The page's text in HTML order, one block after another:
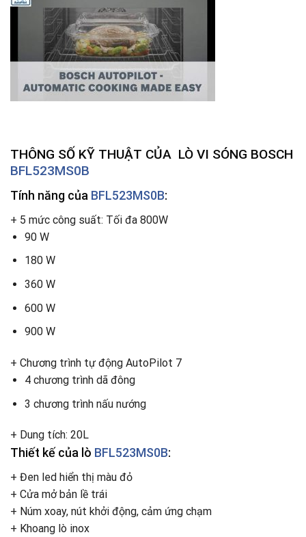
THÔNG SỐ KỸ THUẬT CỦA LÒ VI SÓNG BOSCH
BFL523MS0B
Tính năng của BFL523MS0B:
+ 5 mức công suất: Tối đa 800W
90 W
180 W
360 W
600 W
900 W
+ Chương trình tự động AutoPilot 7
4 chương trình dã đông
3 chương trình nấu nướng
+ Dung tích: 20L
Thiết kế của lò BFL523MS0B:
+ Đen led hiển thị màu đỏ
+ Cửa mở bản lề trái
+ Núm xoay, nút khởi động, cảm ứng chạm
+ Khoang lò inox